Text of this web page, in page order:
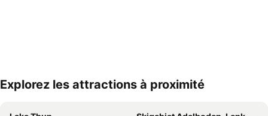
Explorez les attractions à proximité